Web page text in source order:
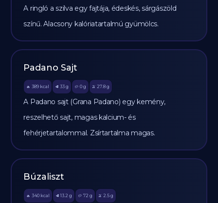
A ringló a szilva egy fajtája, édeskés, sárgászöld
színű. Alacsony kalóriatartalmú gyümölcs.
Padano Sajt
🔥 389 kcal 🥩 33 g 🥔 0g 🫒 27.8 g
A Padano sajt (Grana Padano) egy kemény,
reszelhető sajt, magas kalcium- és
fehérjetartalommal. Zsírtartalma magas.
Búzaliszt
🔥 340 kcal 🥩 13.2 g 🥔 72 g 🫒 2.5 g